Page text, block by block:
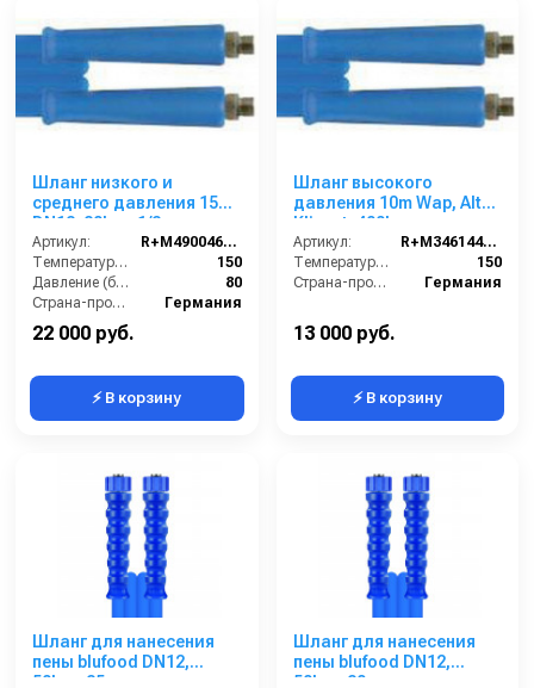
Шланг низкого и
среднего давления 15m
DN12, 80bar, 1/2внеш-
1/2внеш, -40°C - +150°C,
арматура нерж.сталь
Артикул:
R+M4900460159
Температура (°C):
150
Давление (бар):
80
Страна-производитель:
Германия
22 000 руб.
⚡ В корзину
Шланг высокого
давления 10m Wap, Alto,
Klinnet, 400bar,
3/8внеш-3/8внеш,
2SС-08, 150°C, арматура
нерж.сталь
Артикул:
R+M3461446109
Температура (°C):
150
Страна-производитель:
Германия
13 000 руб.
⚡ В корзину
Шланг для нанесения
пены blufood DN12,
50bar, 25m,
Шланг для нанесения
пены blufood DN12,
50bar, 20m,